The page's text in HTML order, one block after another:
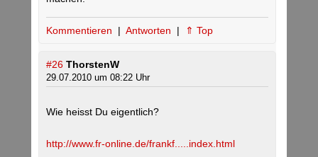
Kommentieren | Antworten | ⇑ Top
#26 ThorstenW
29.07.2010 um 08:22 Uhr
Wie heisst Du eigentlich?
http://www.fr-online.de/frankf.....index.html